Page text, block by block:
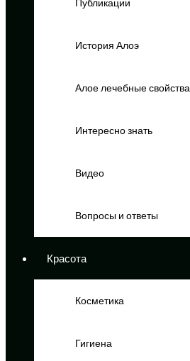
Публикации
История Алоэ
Алое лечебные свойства
Интересно знать
Видео
Вопросы и ответы
Красота
Косметика
Гигиена